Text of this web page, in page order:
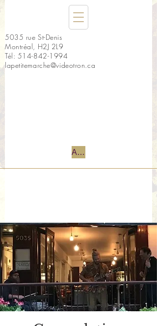
5035 rue St-Denis
Montréal, H2J 2L9
Tél: 514-842-1994
lapetitemarche@videotron.ca
Accueil